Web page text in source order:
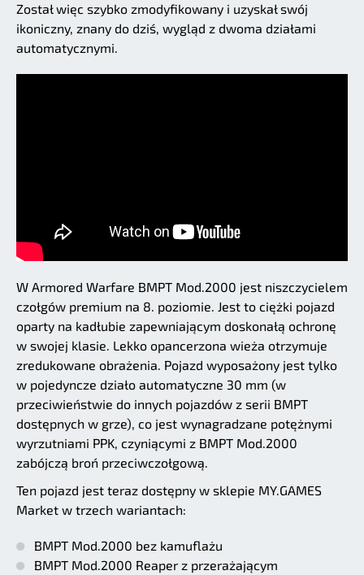
Został więc szybko zmodyfikowany i uzyskał swój
ikoniczny, znany do dziś, wygląd z dwoma działami
automatycznymi.
W Armored Warfare BMPT Mod.2000 jest niszczycielem
czołgów premium na 8. poziomie. Jest to ciężki pojazd
oparty na kadłubie zapewniającym doskonałą ochronę
w swojej klasie. Lekko opancerzona wieża otrzymuje
zredukowane obrażenia. Pojazd wyposażony jest tylko
w pojedyncze działo automatyczne 30 mm (w
przeciwieństwie do innych pojazdów z serii BMPT
dostępnych w grze), co jest wynagradzane potężnymi
wyrzutniami PPK, czyniącymi z BMPT Mod.2000
zabójczą broń przeciwczołgową.
Ten pojazd jest teraz dostępny w sklepie MY.GAMES
Market w trzech wariantach:
BMPT Mod.2000 bez kamuflażu
BMPT Mod.2000 Reaper z przerażającym